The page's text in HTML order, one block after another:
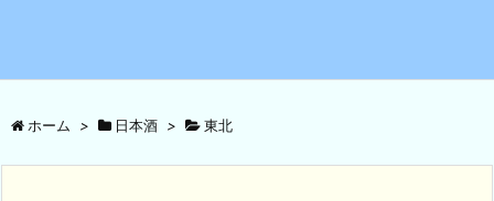
ホーム > 日本酒 > 東北